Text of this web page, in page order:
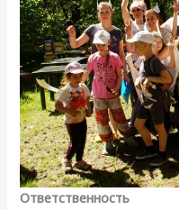
Ответственность